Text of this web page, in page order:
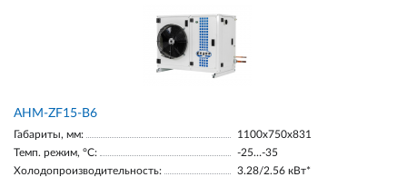
AНM-ZF15-В6
Габариты, мм:
1100х750х831
Темп. режим, °С:
-25…-35
Холодопроизводительность:
3.28/2.56 кВт*